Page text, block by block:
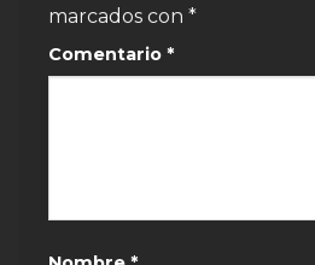
marcados con *
Comentario *